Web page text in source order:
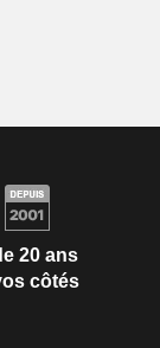
20 ans
côtés